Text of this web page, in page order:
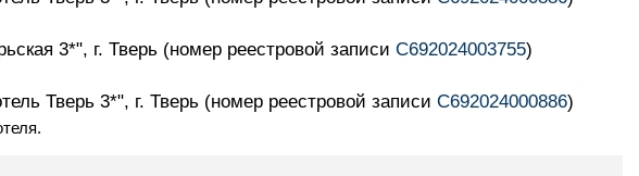
3*", г. Тверь (номер реестровой записи С692024003755)
Тверь 3*", г. Тверь (номер реестровой записи С692024000886)